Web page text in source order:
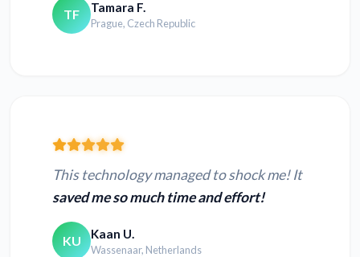
TF Tamara F.
Prague, Czech Republic
This technology managed to shock me! It
saved me so much time and effort!
KU Kaan U.
Wassenaar, Netherlands